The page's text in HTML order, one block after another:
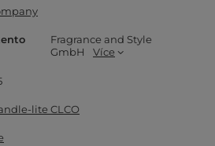
Fragrance and Style
GmbH
Více
lite CLCO